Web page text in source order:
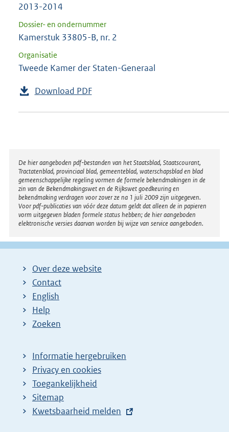
2013-2014
Dossier- en ondernummer
Kamerstuk 33805-B, nr. 2
Organisatie
Tweede Kamer der Staten-Generaal
Download PDF
Disclaimer
De hier aangeboden pdf-bestanden van het Staatsblad, Staatscourant,
Tractatenblad, provinciaal blad, gemeenteblad, waterschapsblad en blad
gemeenschappelijke regeling vormen de formele bekendmakingen in de
zin van de Bekendmakingswet en de Rijkswet goedkeuring en
bekendmaking verdragen voor zover ze na 1 juli 2009 zijn uitgegeven.
Voor pdf-publicaties van vóór deze datum geldt dat alleen de in papieren
vorm uitgegeven bladen formele status hebben; de hier aangeboden
elektronische versies daarvan worden bij wijze van service aangeboden.
Over deze website
Contact
English
Help
Zoeken
Informatie hergebruiken
Privacy en cookies
Toegankelijkheid
Sitemap
E
Kwetsbaarheid melden